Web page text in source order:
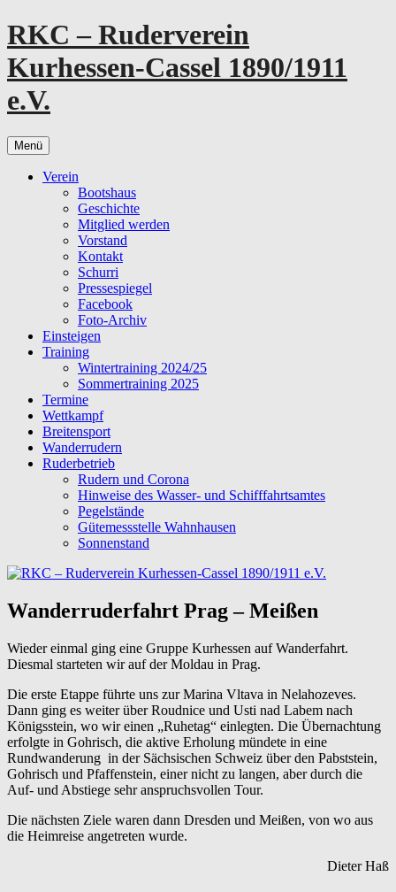
Zum
Inhalt
springen
RKC – Ruderverein
Kurhessen-Cassel 1890/1911
e.V.
Menü
Verein
Bootshaus
Geschichte
Mitglied werden
Vorstand
Kontakt
Schurri
Pressespiegel
Facebook
Foto-Archiv
Einsteigen
Training
Wintertraining 2024/25
Sommertraining 2025
Termine
Wettkampf
Breitensport
Wanderrudern
Ruderbetrieb
Rudern und Corona
Hinweise des Wasser- und Schifffahrtsamtes
Pegelstände
Gütemessstelle Wahnhausen
Sonnenstand
Wanderruderfahrt Prag – Meißen
Wieder einmal ging eine Gruppe Kurhessen auf Wanderfahrt.
Diesmal starteten wir auf der Moldau in Prag.
Die erste Etappe führte uns zur Marina Vltava in Nelahozeves.
Dann ging es weiter über Roudnice und Usti nad Labem nach
Königsstein, wo wir einen „Ruhetag“ einlegten. Die Übernachtung
erfolgte in Gohrisch, die aktive Erholung mündete in eine
Rundwanderung in der Sächsischen Schweiz über den Pabststein,
Gohrisch und Pfaffenstein, einer nicht zu langen, aber durch die
Auf- und Abstiege sehr anspruchsvollen Tour.
Die nächsten Ziele waren dann Dresden und Meißen, von wo aus
die Heimreise angetreten wurde.
Dieter Haß